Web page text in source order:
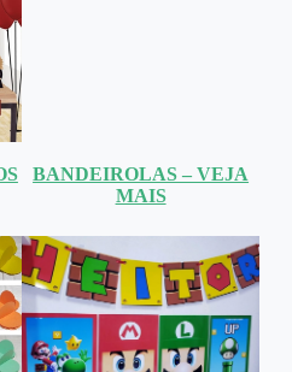
BANDEIROLAS – VEJA
MAIS